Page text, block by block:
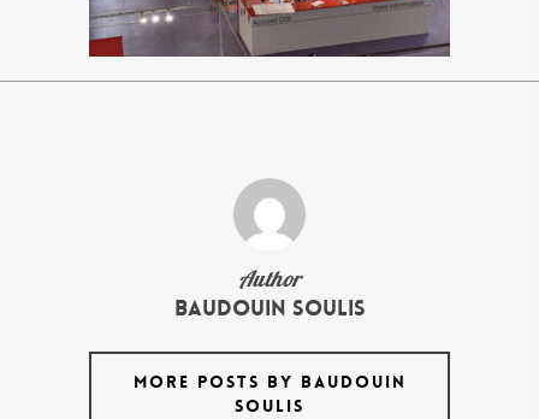
Author
Baudouin Soulis
MORE POSTS BY BAUDOUIN
SOULIS